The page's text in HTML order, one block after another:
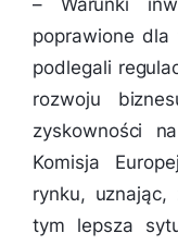
– Warunki
poprawione
podlegali
rozwoju
zyskowności
Komisja
rynku,
tym lepsza